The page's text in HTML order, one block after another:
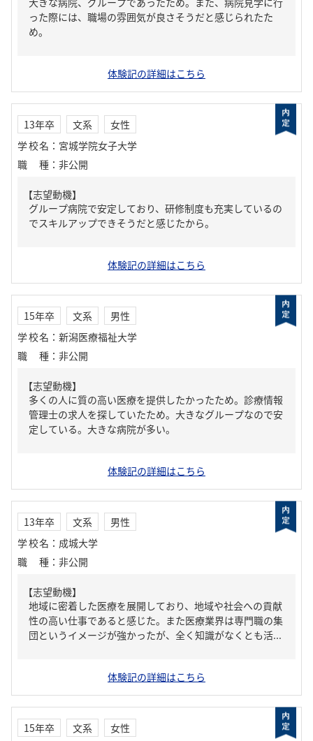
った際には、職場の雰囲気が良さそうだと感じられたた
め。
体験記の詳細はこちら
13年卒 文系
女性
学校名 ： 宮城学院女子大学
職種 ： 非公開
【志望動機】
グループ病院で安定しており、研修制度も充実しているの
でスキルアップできそうだと感じたから。
体験記の詳細はこちら
15年卒 文系
男性
学校名 ： 新潟医療福祉大学
職種 ： 非公開
【志望動機】
多くの人に質の高い医療を提供したかったため。診療情報
管理士の求人を探していたため。大きなグループなので安
定している。大きな病院が多い。
体験記の詳細はこちら
13年卒 文系
男性
学校名 ： 成城大学
職種 ： 非公開
【志望動機】
地域に密着した医療を展開しており、地域や社会への貢献
性の高い仕事であると感じた。また医療業界は専門職の集
団というイメージが強かったが、全く知識がなくとも活...
体験記の詳細はこちら
15年卒 文系
女性